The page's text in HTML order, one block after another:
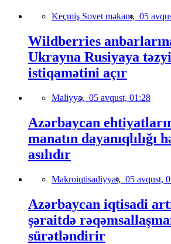
Keçmiş Sovet məkanı, 05
Wildberries
Ukrayna Rusiyaya
istiqamətini açır
Maliyyə, 05 avqust, 01:28
Azərbaycan
manatın dayanıqlılığı
asılıdır
Makroiqtisadiyyat, 05 avqust,
Azərbaycan iqtisadi
şəraitdə
sürətləndirir